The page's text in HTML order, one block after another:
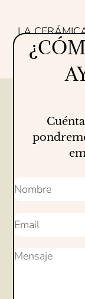
LA
Proyectos 16/07/